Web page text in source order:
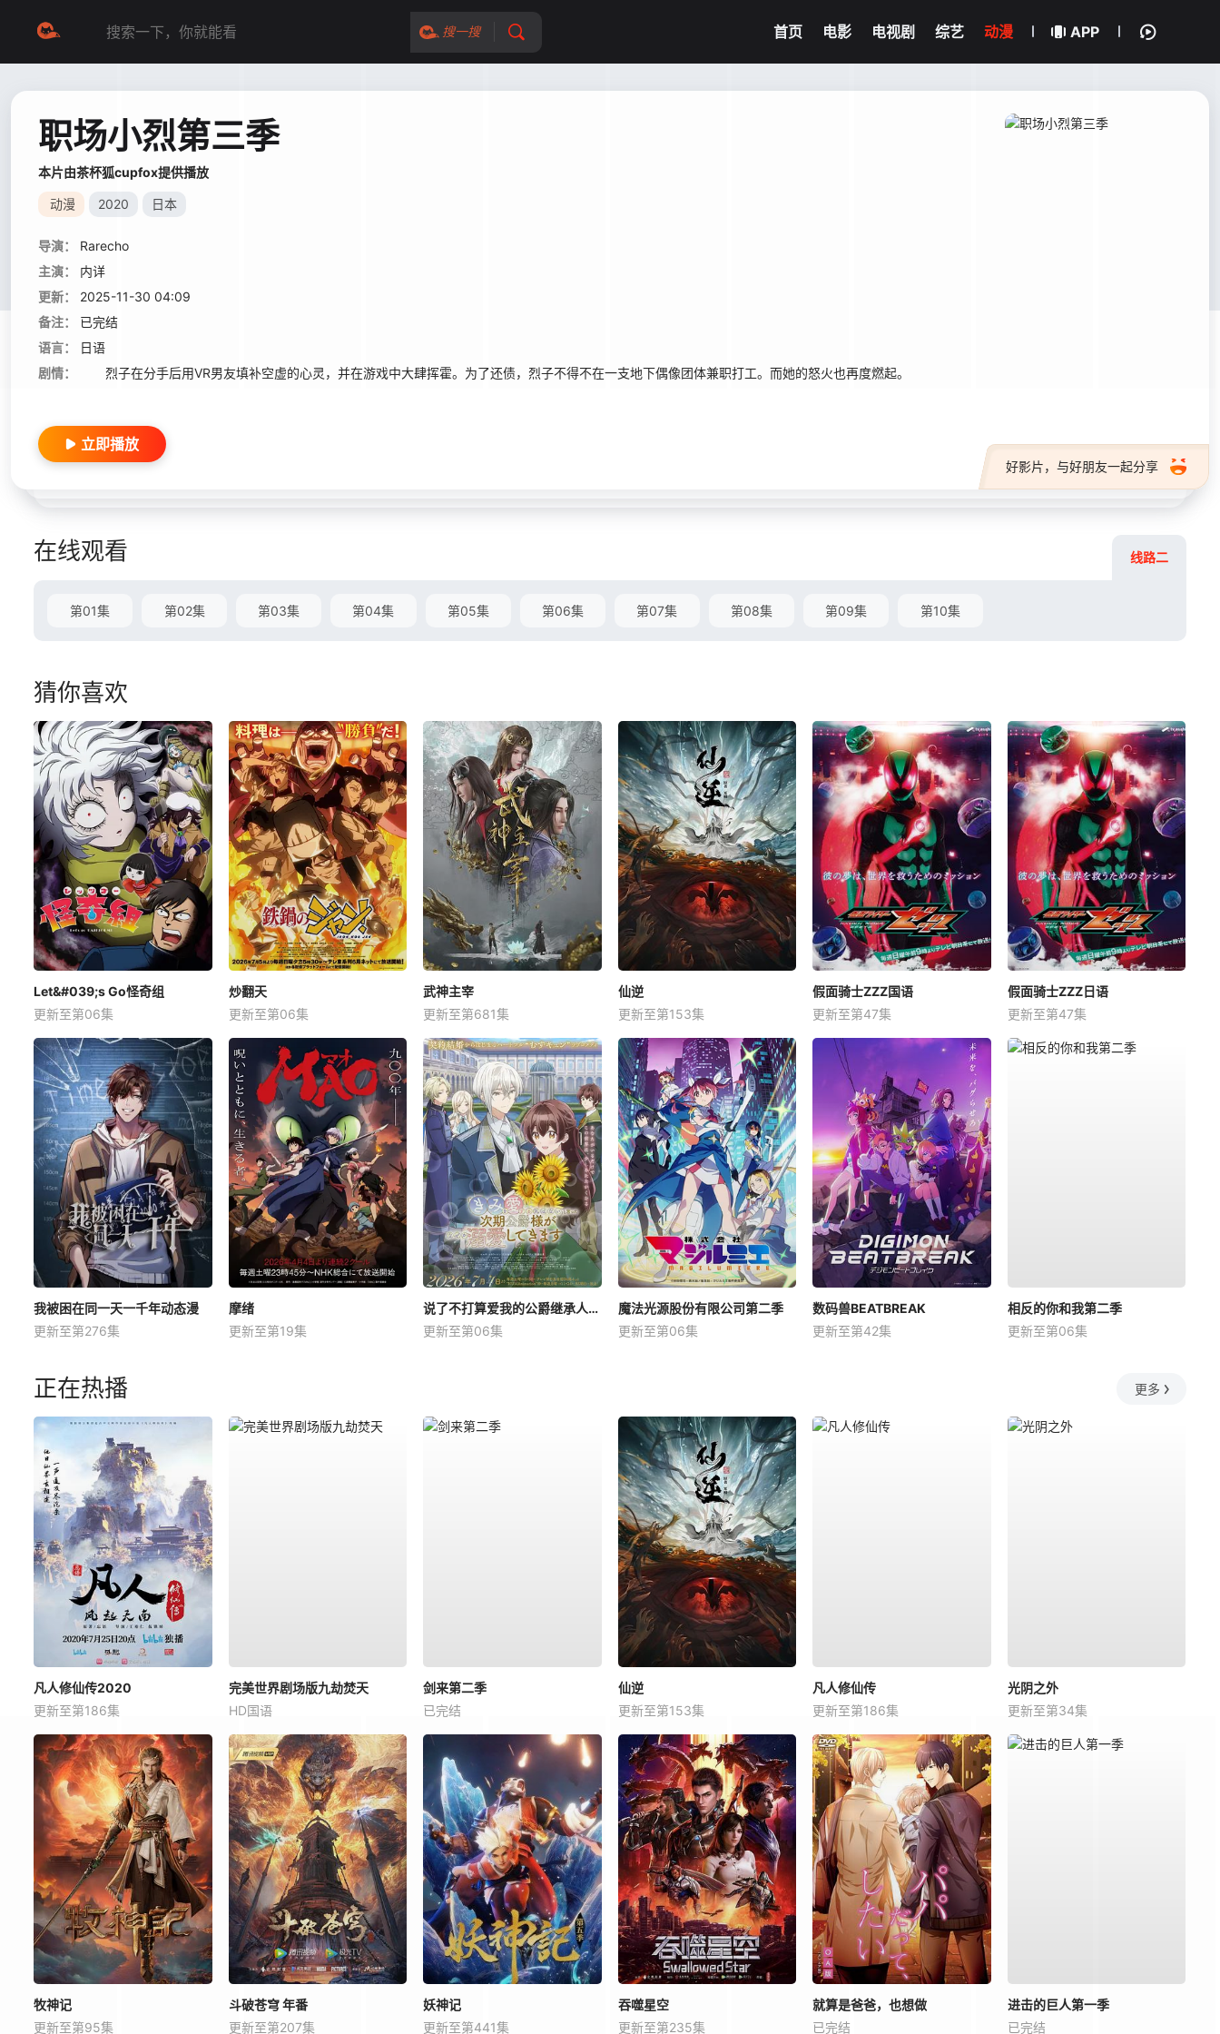
搜一搜 首页 电影 电视剧 综艺 动漫 APP
职场小烈第三季
本片由茶杯狐cupfox提供播放
动漫 2020 日本
导演：
Rarecho
主演：
内详
更新：
2025-11-30 04:09
备注：
已完结
语言：
日语
剧情：
烈子在分手后用VR男友填补空虚的心灵，并在游戏中大肆挥霍。为了还债，烈子不得不在一支地下偶像团体兼职打工。而她的怒火也再度燃起。
好影片，与好朋友一起分享
立即播放
在线观看 线路二
第01集 第02集 第03集 第04集 第05集 第06集 第07集 第08集 第09集 第10集
猜你喜欢
Let&#039;s Go怪奇组
更新至第06集
炒翻天
更新至第06集
武神主宰
更新至第681集
仙逆
更新至第153集
假面骑士ZZZ国语
更新至第47集
假面骑士ZZZ日语
更新至第47集
我被困在同一天一千年动态漫
更新至第276集
摩绪
更新至第19集
说了不打算爱我的公爵继承人，不知为何对我宠爱有加
更新至第06集
魔法光源股份有限公司第二季
更新至第06集
数码兽BEATBREAK
更新至第42集
相反的你和我第二季
更新至第06集
正在热播 更多
凡人修仙传2020
更新至第186集
完美世界剧场版九劫焚天
HD国语
剑来第二季
已完结
仙逆
更新至第153集
凡人修仙传
更新至第186集
光阴之外
更新至第34集
牧神记
更新至第95集
斗破苍穹 年番
更新至第207集
妖神记
更新至第441集
吞噬星空
更新至第235集
就算是爸爸，也想做
已完结
进击的巨人第一季
已完结